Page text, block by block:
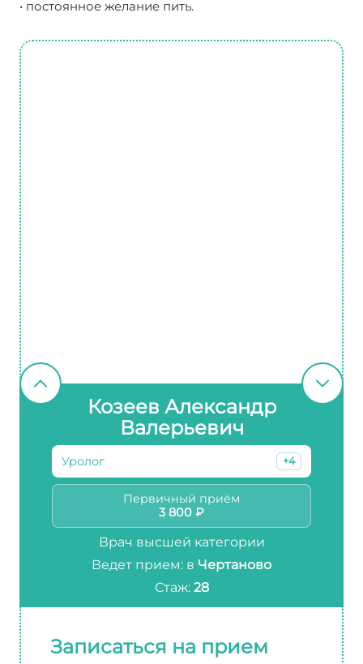
• постоянное желание пить.
Козеев Александр
Валерьевич
Уролог +4
Первичный приём
3 800 ₽
Врач высшей категории
Ведет прием: в Чертаново
Стаж: 28
Записаться на прием